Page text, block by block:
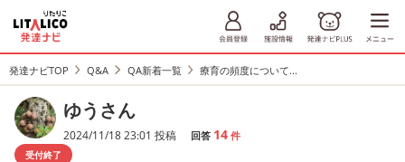
発達ナビTOP Q&A QA新着一覧 療育の頻度について...
ゆうさん
2024/11/18 23:01 投稿 回答 14 件
受付終了